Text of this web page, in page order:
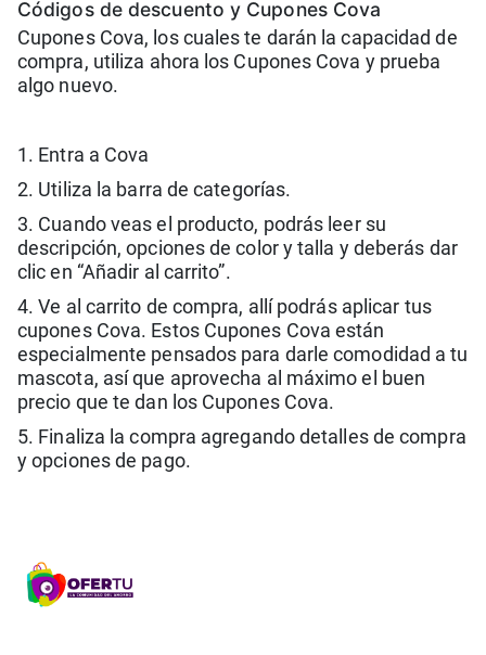
Códigos de descuento y Cupones Cova
Cupones Cova, los cuales te darán la capacidad de
compra, utiliza ahora los Cupones Cova y prueba
algo nuevo.
1. Entra a Cova
2. Utiliza la barra de categorías.
3. Cuando veas el producto, podrás leer su
descripción, opciones de color y talla y deberás dar
clic en “Añadir al carrito”.
4. Ve al carrito de compra, allí podrás aplicar tus
cupones Cova. Estos Cupones Cova están
especialmente pensados para darle comodidad a tu
mascota, así que aprovecha al máximo el buen
precio que te dan los Cupones Cova.
5. Finaliza la compra agregando detalles de compra
y opciones de pago.